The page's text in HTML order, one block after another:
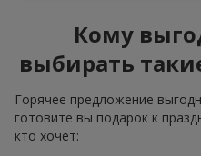
Кому
выбирать
Горячее предложение
готовите вы подарок к
кто хочет: